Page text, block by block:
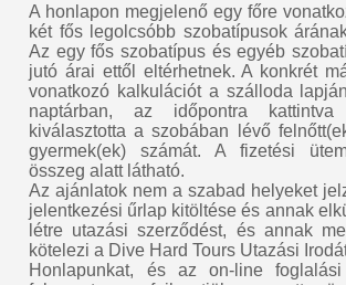
A honlapon megjelenő egy főre
két fős legolcsóbb szobatípusok
Az egy fős szobatípus és egyéb
jutó árai ettől eltérhetnek. A konkrét
vonatkozó kalkulációt a szálloda
naptárban, az időpontra
kiválasztotta a szobában lévő
gyermek(ek) számát. A fizetési
összeg alatt látható.
Az ajánlatok nem a szabad helyeket
jelentkezési űrlap kitöltése és annak
létre utazási szerződést, és annak
kötelezi a Dive Hard Tours Utazási
Honlapunkat, és az on-line foglalási